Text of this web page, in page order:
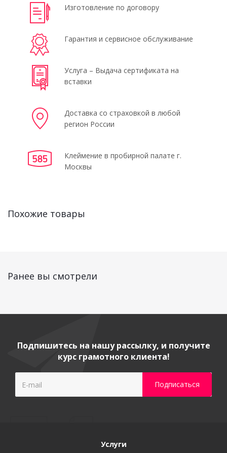
Изготовление по договору
Гарантия и сервисное обслуживание
Услуга – Выдача сертификата на
вставки
Доставка со страховкой в любой
регион России
Клеймение в пробирной палате г.
Москвы
Похожие товары
Ранее вы смотрели
Подпишитесь на нашу рассылку, и получите
курс грамотного клиента!
Услуги